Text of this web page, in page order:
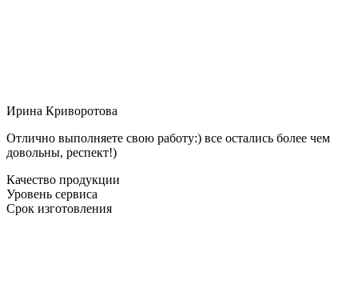
Ирина Криворотова
Отлично выполняете свою работу:) все остались более чем
довольны, респект!)
Качество продукции
Уровень сервиса
Срок изготовления